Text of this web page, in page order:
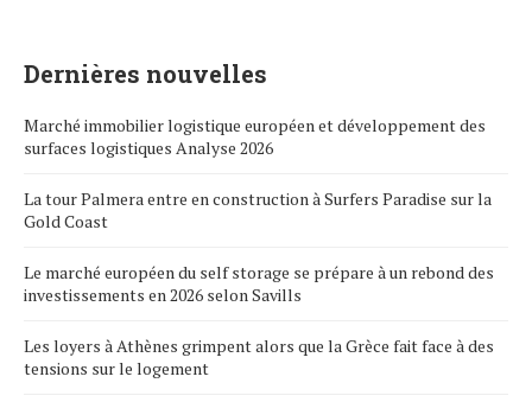
Dernières nouvelles
Marché immobilier logistique européen et développement des
surfaces logistiques Analyse 2026
La tour Palmera entre en construction à Surfers Paradise sur la
Gold Coast
Le marché européen du self storage se prépare à un rebond des
investissements en 2026 selon Savills
Les loyers à Athènes grimpent alors que la Grèce fait face à des
tensions sur le logement